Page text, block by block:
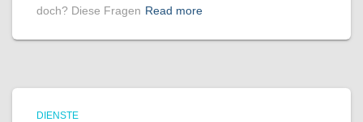
doch? Diese Fragen Read more
DIENSTE